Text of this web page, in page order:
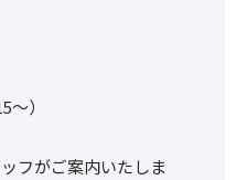
）
フがご案内いたしま